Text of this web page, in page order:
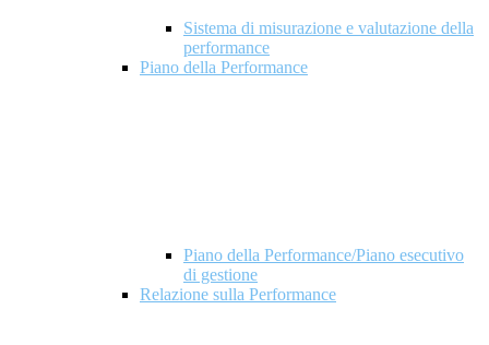
Sistema di misurazione e valutazione della
performance
Piano della Performance
Piano della Performance/Piano esecutivo
di gestione
Relazione sulla Performance